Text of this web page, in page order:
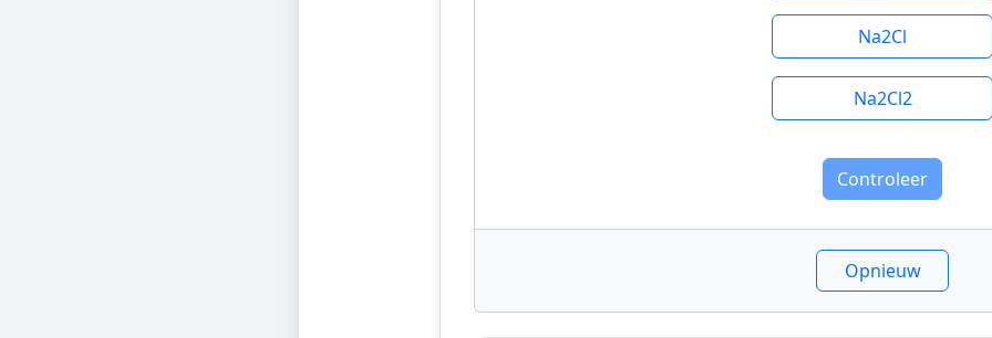
Na2Cl
Na2Cl2
Controleer
Opnieuw